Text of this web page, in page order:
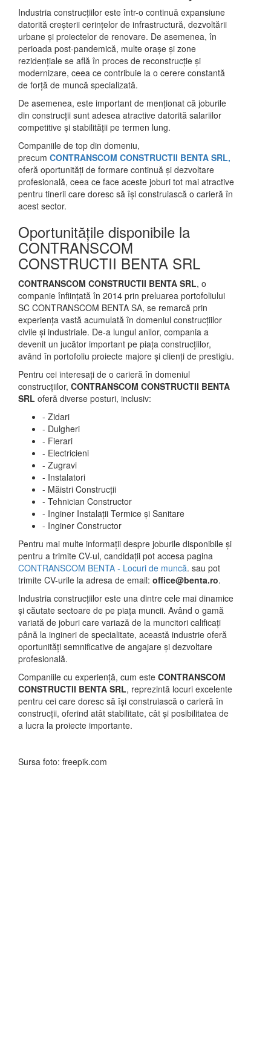
Industria construcțiilor este într-o continuă expansiune
datorită creșterii cerințelor de infrastructură, dezvoltării
urbane și proiectelor de renovare. De asemenea, în
perioada post-pandemică, multe orașe și zone
rezidențiale se află în proces de reconstrucție și
modernizare, ceea ce contribuie la o cerere constantă
de forță de muncă specializată.
De asemenea, este important de menționat că joburile
din construcții sunt adesea atractive datorită salariilor
competitive și stabilității pe termen lung.
Companiile de top din domeniu,
precum CONTRANSCOM CONSTRUCTII BENTA SRL,
oferă oportunități de formare continuă și dezvoltare
profesională, ceea ce face aceste joburi tot mai atractive
pentru tinerii care doresc să își construiască o carieră în
acest sector.
Oportunitățile disponibile la
CONTRANSCOM
CONSTRUCTII BENTA SRL
CONTRANSCOM CONSTRUCTII BENTA SRL, o
companie înființată în 2014 prin preluarea portofoliului
SC CONTRANSCOM BENTA SA, se remarcă prin
experiența vastă acumulată în domeniul construcțiilor
civile și industriale. De-a lungul anilor, compania a
devenit un jucător important pe piața construcțiilor,
având în portofoliu proiecte majore și clienți de prestigiu.
Pentru cei interesați de o carieră în domeniul
construcțiilor, CONTRANSCOM CONSTRUCTII BENTA
SRL oferă diverse posturi, inclusiv:
- Zidari
- Dulgheri
- Fierari
- Electricieni
- Zugravi
- Instalatori
- Măistri Construcții
- Tehnician Constructor
- Inginer Instalații Termice și Sanitare
- Inginer Constructor
Pentru mai multe informații despre joburile disponibile și
pentru a trimite CV-ul, candidații pot accesa pagina
CONTRANSCOM BENTA - Locuri de muncă. sau pot
trimite CV-urile la adresa de email: office@benta.ro.
Industria construcțiilor este una dintre cele mai dinamice
și căutate sectoare de pe piața muncii. Având o gamă
variată de joburi care variază de la muncitori calificați
până la ingineri de specialitate, această industrie oferă
oportunități semnificative de angajare și dezvoltare
profesională.
Companiile cu experiență, cum este CONTRANSCOM
CONSTRUCTII BENTA SRL, reprezintă locuri excelente
pentru cei care doresc să își construiască o carieră în
construcții, oferind atât stabilitate, cât și posibilitatea de
a lucra la proiecte importante.
Sursa foto: freepik.com